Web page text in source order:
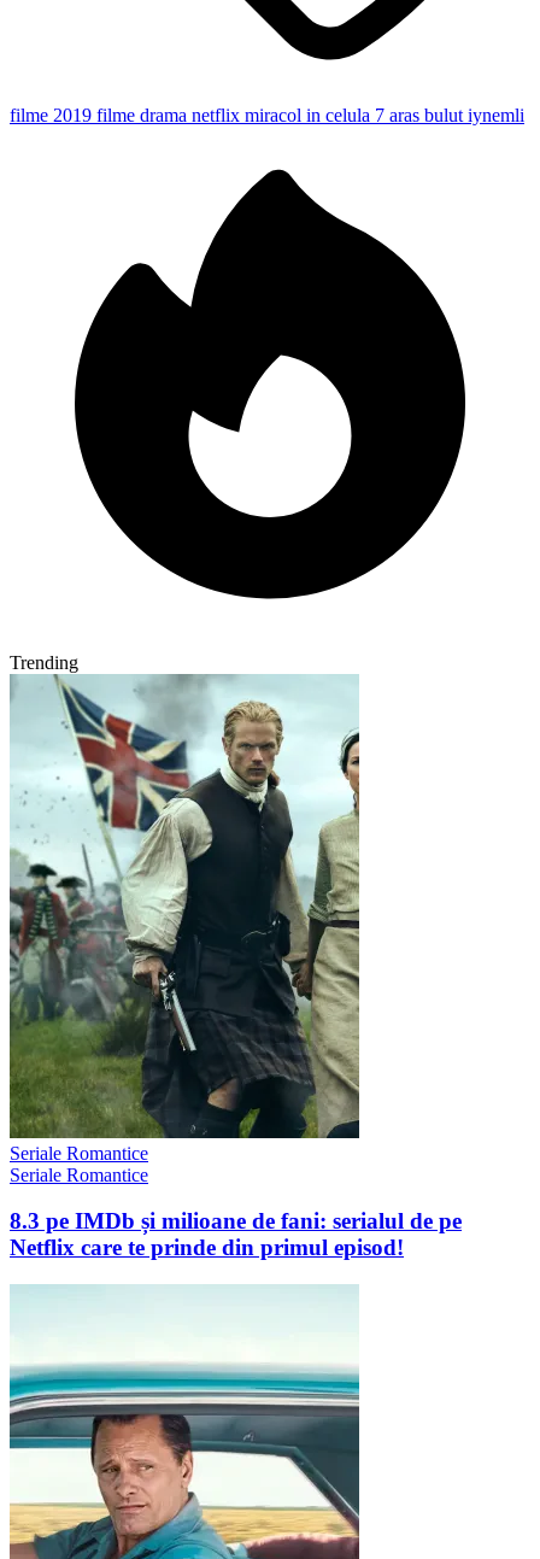
filme 2019 filme drama netflix miracol in celula 7 aras bulut iynemli
Trending
Seriale Romantice
Seriale Romantice
8.3 pe IMDb și milioane de fani: serialul de pe
Netflix care te prinde din primul episod!